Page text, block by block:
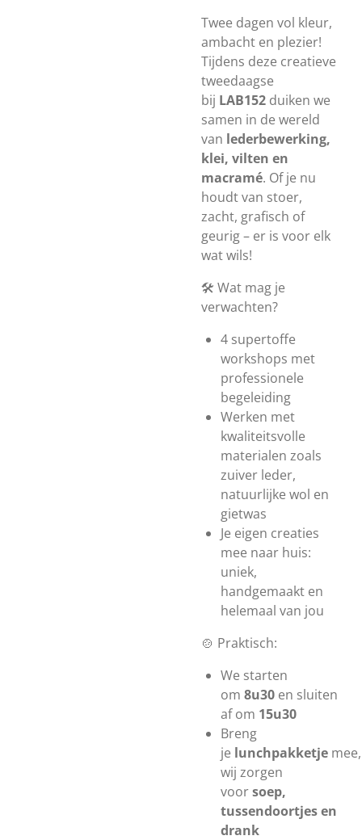
Twee dagen vol kleur,
ambacht en plezier!
Tijdens deze creatieve
tweedaagse
bij LAB152 duiken we
samen in de wereld
van lederbewerking,
klei, vilten en
macramé. Of je nu
houdt van stoer,
zacht, grafisch of
geurig – er is voor elk
wat wils!
🛠️ Wat mag je
verwachten?
4 supertoffe
workshops met
professionele
begeleiding
Werken met
kwaliteitsvolle
materialen zoals
zuiver leder,
natuurlijke wol en
gietwas
Je eigen creaties
mee naar huis:
uniek,
handgemaakt en
helemaal van jou
🍲 Praktisch:
We starten
om 8u30 en sluiten
af om 15u30
Breng
je lunchpakketje mee,
wij zorgen
voorsoep,
tussendoortjes en
drank